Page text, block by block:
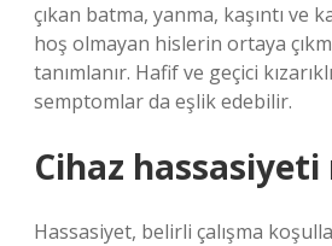
çıkan batma, yanma, kaşıntı ve
hoş olmayan hislerin ortaya
tanımlanır. Hafif ve geçici
semptomlar da eşlik edebilir.
Cihaz hassasiyeti
Hassasiyet, belirli çalışma